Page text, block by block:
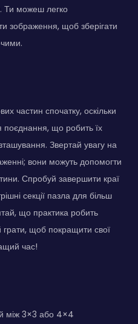
Ти можеш легко
зображення, щоб зберігати
частин спочатку, оскільки
що робить їх
Звертай увагу на
вони можуть допомогти
Спробуй завершити краї
секції пазла для більш
що практика робить
щоб покращити свої
час!
між 3×3 або 4×4